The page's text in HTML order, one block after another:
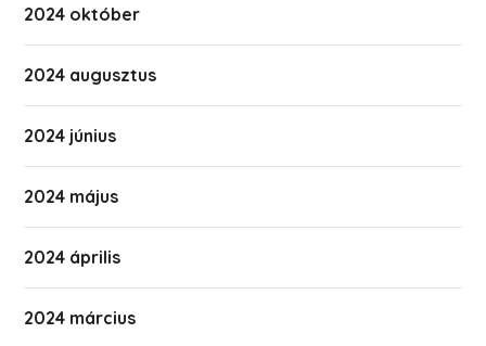
2024 október
2024 augusztus
2024 június
2024 május
2024 április
2024 március